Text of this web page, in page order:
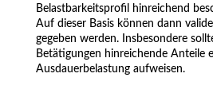
Belastbarkeitsprofil hinreichend
Auf dieser Basis können dann
gegeben werden. Insbesondere
Betätigungen hinreichende Anteile
Ausdauerbelastung aufweisen.